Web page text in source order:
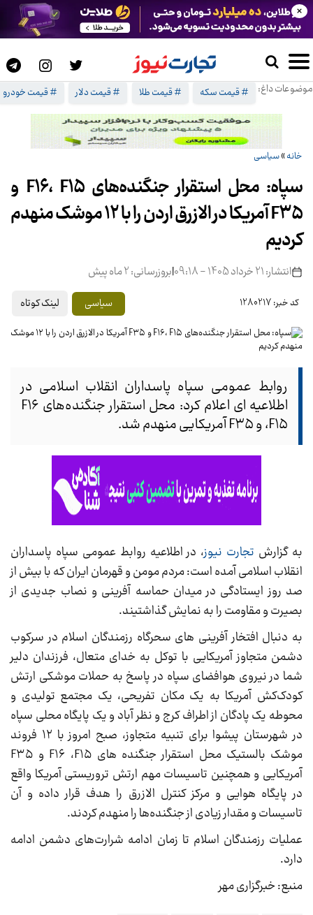
موضوعات داغ: # قیمت سکه # قیمت طلا # قیمت دلار # قیمت خودرو
×
خانه»سیاسی
سپاه: محل استقرار جنگنده‌های F۱۶، F۱۵ و
F۳۵ آمریکا در الازرق اردن را با ۱۲ موشک منهدم
کردیم
انتشار: 21 خرداد 1405 - 09:18 |بروزرسانی: 2 ماه پیش
کد خبر: 1280217 سیاسی لینک کوتاه
روابط عمومی سپاه پاسداران انقلاب اسلامی در
اطلاعیه ای اعلام کرد: محل استقرار جنگنده‌های F۱۶
،F۱۵ و F۳۵ آمریکایی منهدم شد.
به گزارش تجارت نیوز، در اطلاعیه روابط عمومی سپاه پاسداران
انقلاب اسلامی آمده است: مردم مومن و قهرمان ایران که با بیش از
صد روز ایستادگی در میدان حماسه آفرینی و نصاب جدیدی از
بصیرت و مقاومت را به نمایش گذاشتیند.
به دنبال افتخار آفرینی های سحرگاه رزمندگان اسلام در سرکوب
دشمن متجاوز آمریکایی با توکل به خدای متعال، فرزندان دلیر
شما در نیروی هوافضای سپاه در پاسخ به حملات موشکی ارتش
کودک‌کش آمریکا به یک مکان تفریحی، یک مجتمع تولیدی و
محوطه یک پادگان از اطراف کرج و نظر آباد و یک پایگاه محلی سپاه
در شهرستان پیشوا برای تنبیه متجاوز، صبح امروز با ۱۲ فروند
موشک بالستیک محل استقرار جنگنده های F۱۶ ،F۱۵ و F۳۵
آمریکایی و همچنین تاسیسات مهم ارتش تروریستی آمریکا واقع
در پایگاه هوایی و مرکز کنترل الازرق را هدف قرار داده و آن
تاسیسات و مقدار زیادی از جنگنده‌ها را منهدم کردند.
عملیات رزمندگان اسلام تا زمان ادامه شرارت‌های دشمن ادامه
دارد.
منبع: خبرگزاری مهر